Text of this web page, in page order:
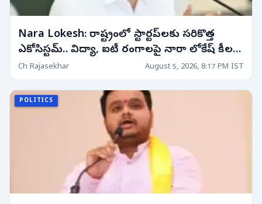
Nara Lokesh: రాష్ట్రంలో స్టార్టప్‌లకు సరికొత్త
ఎకోసిస్టమ్.. విద్యా, ఐటీ రంగాలపై నారా లోకేష్ కీలక
వ్యాఖ్యలు!
Ch Rajasekhar August 5, 2026, 8:17 PM IST
POLITICS